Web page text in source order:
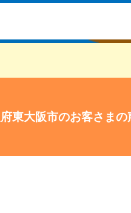
東大阪市のお客さまの